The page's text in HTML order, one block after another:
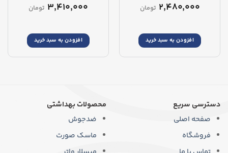
۲,۴۸۰,۰۰۰ تومان
افزودن به سبد خرید
۳,۴۱۰,۰۰۰ تومان
افزودن به سبد خرید
دسترسی سریع
صفحه اصلی
فروشگاه
محصولات بهداشتی
ضدجوش
ماسک صورت